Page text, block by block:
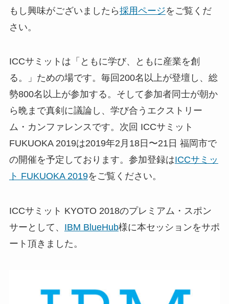
もし興味がございましたら採用ページをご覧くだ
さい。
ICCサミットは「ともに学び、ともに産業を創
る。」ための場です。毎回200名以上が登壇し、総
勢800名以上が参加する。そして参加者同士が朝か
ら晩まで真剣に議論し、学び合うエクストリー
ム・カンファレンスです。次回 ICCサミット
FUKUOKA 2019は2019年2月18日〜21日 福岡市で
の開催を予定しております。参加登録はICCサミッ
ト FUKUOKA 2019をご覧ください。
ICCサミット KYOTO 2018のプレミアム・スポン
サーとして、 IBM BlueHub様に本セッションをサポ
ート頂きました。